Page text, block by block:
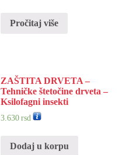
Pročitaj više
ZAŠTITA DRVETA –
Tehničke štetočine drveta –
Ksilofagni insekti
3.630 rsd
Dodaj u korpu